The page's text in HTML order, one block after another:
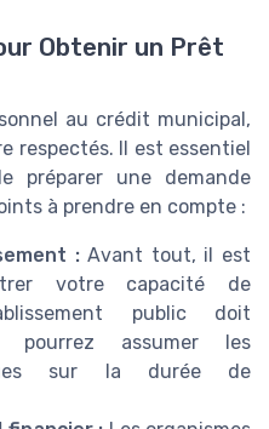
Obtenir un Prêt
au crédit municipal,
respectés. Il est essentiel
préparer une demande
à prendre en compte :
:Avant tout, il est
votre capacité de
public doit
pourrez assumer les
sur la durée de